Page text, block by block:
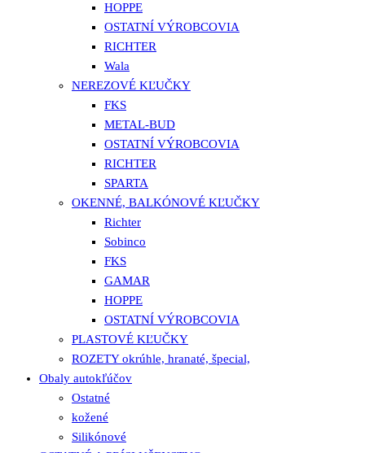
HOPPE
OSTATNÍ VÝROBCOVIA
RICHTER
Wala
NEREZOVÉ KĽUČKY
FKS
METAL-BUD
OSTATNÍ VÝROBCOVIA
RICHTER
SPARTA
OKENNÉ, BALKÓNOVÉ KĽUČKY
Richter
Sobinco
FKS
GAMAR
HOPPE
OSTATNÍ VÝROBCOVIA
PLASTOVÉ KĽUČKY
ROZETY okrúhle, hranaté, špecial,
Obaly autokľúčov
Ostatné
kožené
Silikónové